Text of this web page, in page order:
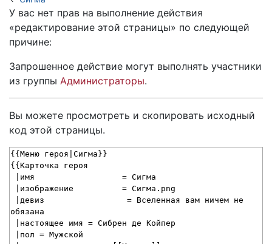
Перейти к:навигация,поиск
У вас нет прав на выполнение действия
«редактирование этой страницы» по следующей
причине:
Запрошенное действие могут выполнять участники
из группы Администраторы.
Вы можете просмотреть и скопировать исходный
код этой страницы.